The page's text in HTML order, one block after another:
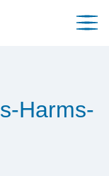
Harms-